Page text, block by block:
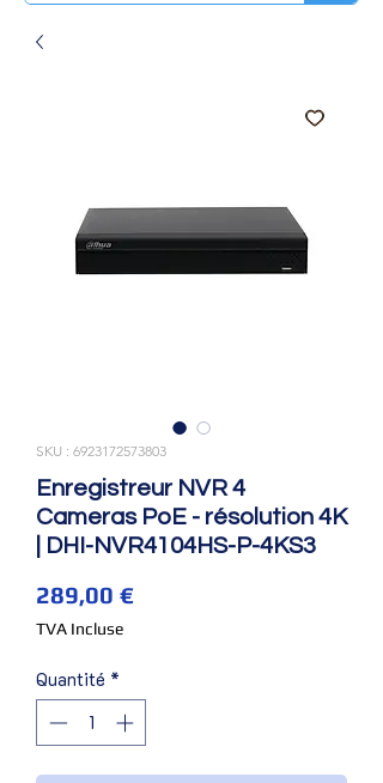
SKU : 6923172573803
Enregistreur NVR 4
Cameras PoE - résolution 4K
| DHI-NVR4104HS-P-4KS3
289,00 €Prix
TVA Incluse
Quantité *